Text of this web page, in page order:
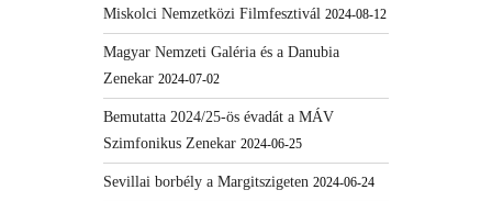
Miskolci Nemzetközi Filmfesztivál 2024-08-12
Magyar Nemzeti Galéria és a Danubia
Zenekar 2024-07-02
Bemutatta 2024/25-ös évadát a MÁV
Szimfonikus Zenekar 2024-06-25
Sevillai borbély a Margitszigeten 2024-06-24